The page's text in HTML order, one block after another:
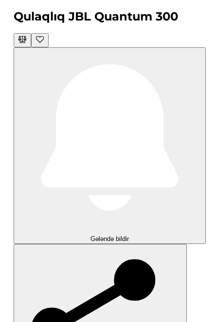
Qulaqlıq JBL Quantum 300
Gələndə bildir